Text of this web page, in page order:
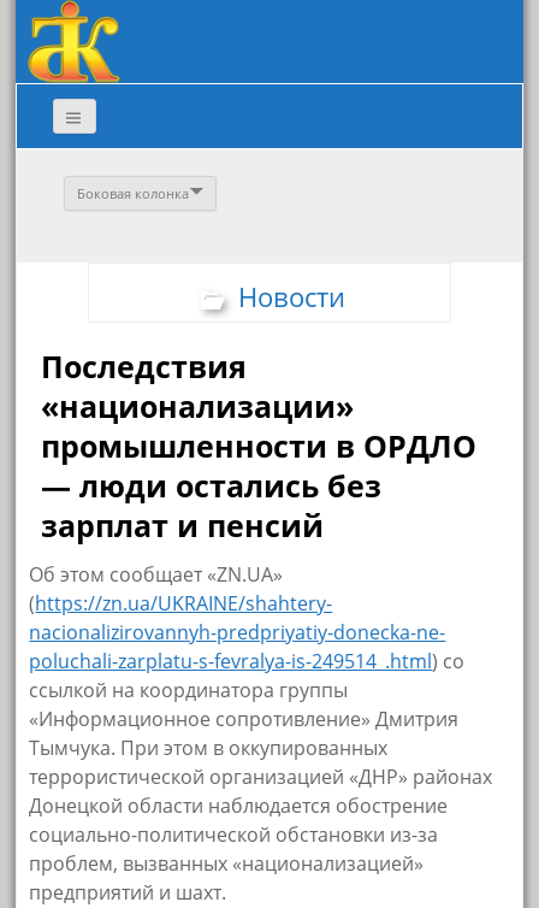
Боковая колонка
Новости
Последствия
«национализации»
промышленности в ОРДЛО
— люди остались без
зарплат и пенсий
Об этом сообщает «ZN.UA»
(https://zn.ua/UKRAINE/shahtery-
nacionalizirovannyh-predpriyatiy-donecka-ne-
poluchali-zarplatu-s-fevralya-is-249514_.html) со
ссылкой на координатора группы
«Информационное сопротивление» Дмитрия
Тымчука. При этом в оккупированных
террористической организацией «ДНР» районах
Донецкой области наблюдается обострение
социально-политической обстановки из-за
проблем, вызванных «национализацией»
предприятий и шахт.